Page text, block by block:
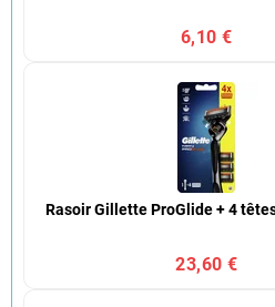
6,10 €
Rasoir Gillette ProGlide + 4
23,60 €